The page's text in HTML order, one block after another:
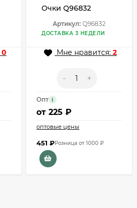
0
Очки Q96832
Артикул: Q96832
ДОСТАВКА 3 НЕДЕЛИ
Мне нравится: 2
- +
Опт i
от 225 ₽
оптовые цены
451 ₽Розница от 1000 ₽